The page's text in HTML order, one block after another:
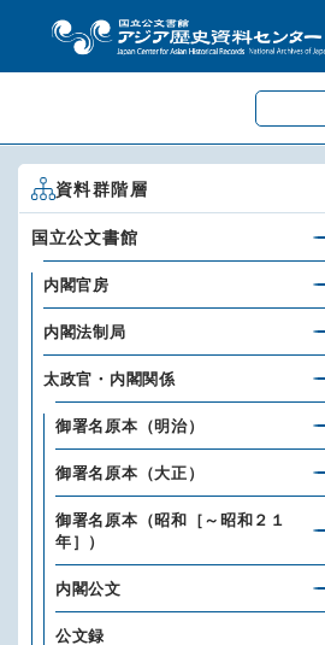
資料群階層
国立公文書館
内閣官房
内閣法制局
太政官・内閣関係
御署名原本（明治）
御署名原本（大正）
御署名原本（昭和［～昭和２１
年］）
内閣公文
公文録